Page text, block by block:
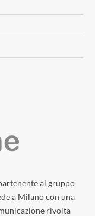
al gruppo
a Milano con una
rivolta